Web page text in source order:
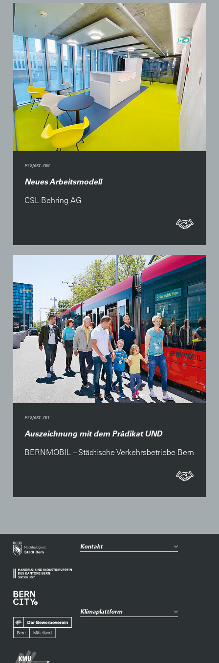
Projekt 788
Neues Arbeitsmodell
CSL Behring AG
Projekt 781
Auszeichnung mit dem Prädikat UND
BERNMOBIL – Städtische Verkehrsbetriebe Bern
Kontakt
Klimaplattform